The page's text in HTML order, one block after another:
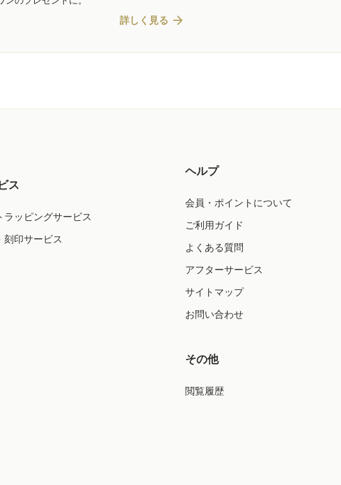
詳しく見る arrow_forward
ス
ラッピングサービス
刻印サービス
ヘルプ
会員・ポイントについて
ご利用ガイド
よくある質問
アフターサービス
サイトマップ
お問い合わせ
その他
閲覧履歴